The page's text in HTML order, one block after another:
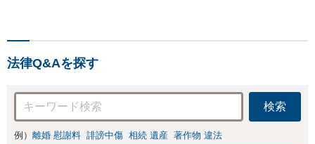
料】
法律Q&Aを探す
検索
例） 離婚 慰謝料 誹謗中傷 相続 遺産 著作物 違法